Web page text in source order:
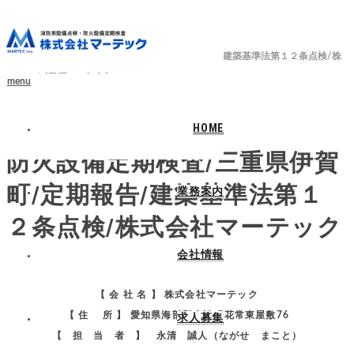
menu
HOME
業務案内
会社情報
求人募集
ブログ
三重県
防火設備定期検査/三重県伊賀町/定期報告/建築基準法第１２条点検/株
防火設備定期検査/三重県伊賀
町/定期報告/建築基準法第１
２条点検/株式会社マーテック
【 会 社 名 】 株式会社マーテック
【 住 所 】 愛知県海部郡大治町花常東屋敷76
【 担 当 者 】 永清 誠人（ながせ まこと）